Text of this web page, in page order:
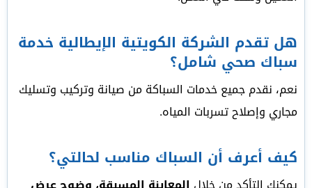
هل تقدم الشركة الكويتية الإيطالية خدمة
سباك صحي شامل؟
نعم، نقدم جميع خدمات السباكة من صيانة وتركيب وتسليك
مجاري وإصلاح تسربات المياه.
كيف أعرف أن السباك مناسب لحالتي؟